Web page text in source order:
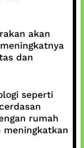
akan
dan
seperti
rumah